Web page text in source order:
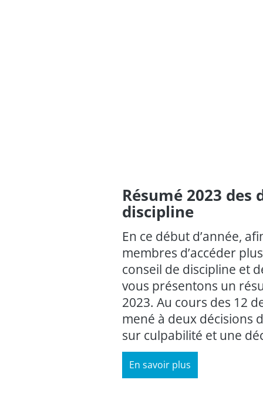
Résumé 2023 des
discipline
En ce début d’année,
membres d’accéder
conseil de discipline et
vous présentons un
2023. Au cours des 12
mené à deux décisions
sur culpabilité et une
En savoir plus